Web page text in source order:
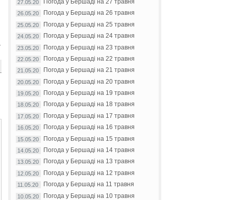
27.05.20 Погода у Бершаді на 27 травня
26.05.20 Погода у Бершаді на 26 травня
25.05.20 Погода у Бершаді на 25 травня
24.05.20 Погода у Бершаді на 24 травня
23.05.20 Погода у Бершаді на 23 травня
22.05.20 Погода у Бершаді на 22 травня
21.05.20 Погода у Бершаді на 21 травня
20.05.20 Погода у Бершаді на 20 травня
19.05.20 Погода у Бершаді на 19 травня
18.05.20 Погода у Бершаді на 18 травня
17.05.20 Погода у Бершаді на 17 травня
16.05.20 Погода у Бершаді на 16 травня
15.05.20 Погода у Бершаді на 15 травня
14.05.20 Погода у Бершаді на 14 травня
13.05.20 Погода у Бершаді на 13 травня
12.05.20 Погода у Бершаді на 12 травня
11.05.20 Погода у Бершаді на 11 травня
10.05.20 Погода у Бершаді на 10 травня